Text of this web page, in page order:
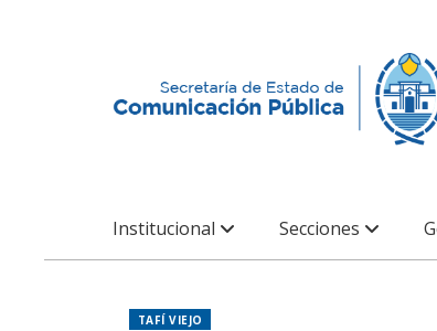
Institucional Secciones
TAFÍ VIEJO